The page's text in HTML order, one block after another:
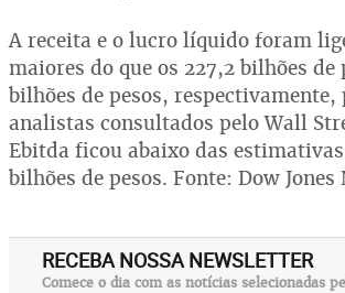
A receita e o lucro líquido foram
maiores do que os 227,2 bilhões de
bilhões de pesos,
analistas consultados pelo Wall
Ebitda ficou abaixo das
bilhões de pesos. Fonte: Dow
RECEBA NOSSA NEWSLETTER
Comece o dia com as notícias selecionadas